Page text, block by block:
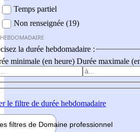
Temps partiel
Non renseignée (19)
la durée hebdomadaire :
minimale (en heure) Durée maximale
le filtre de durée hebdomadaire
filtres de Domaine professionnel